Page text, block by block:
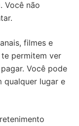
Você não
filmes e
permitem ver
Você pode
qualquer lugar e